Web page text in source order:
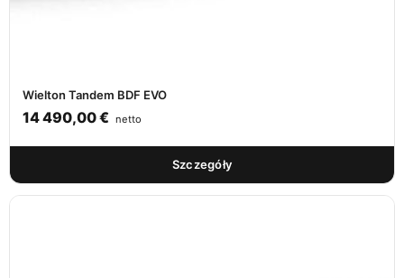
Wielton Tandem BDF EVO
14 490,00€ netto
Szczegóły